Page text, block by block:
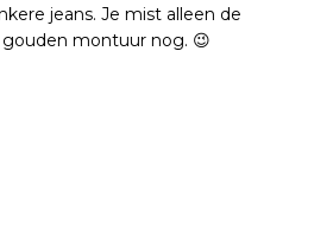
jeans. Je mist alleen de
montuur nog. 😉